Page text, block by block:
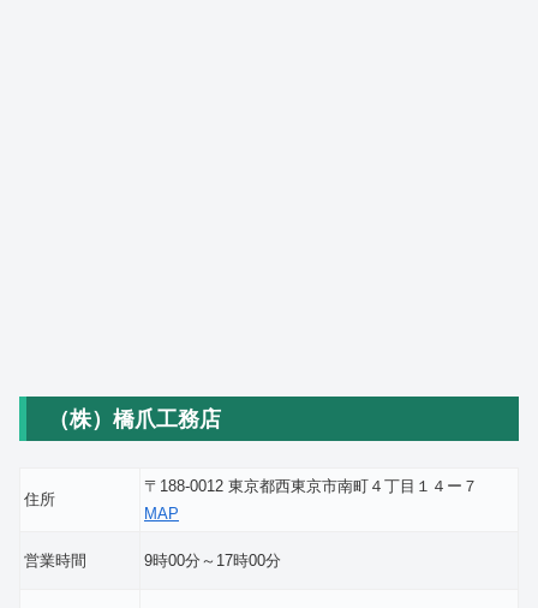
（株）橋爪工務店
住所
〒188-0012 東京都西東京市南町４丁目１４ー７
MAP
営業時間 9時00分～17時00分